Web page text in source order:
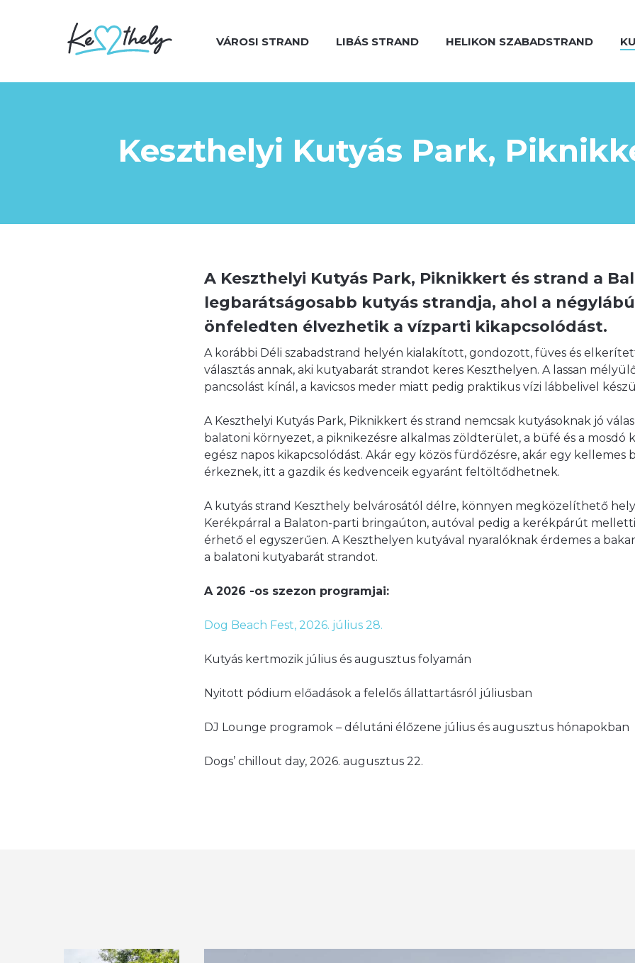
VÁROSI STRAND LIBÁS STRAND HELIKON SZABADSTRAND
Keszthelyi Kutyás Park,
A Keszthelyi Kutyás Park, Piknikkert és strand a
legbarátságosabb kutyás strandja, ahol a
önfeledten élvezhetik a vízparti kikapcsolódást.
A korábbi Déli szabadstrand helyén kialakított, gondozott, füves és
választás annak, aki kutyabarát strandot keres Keszthelyen. A lassan
pancsolást kínál, a kavicsos meder miatt pedig praktikus vízi lábbelivel
A Keszthelyi Kutyás Park, Piknikkert és strand nemcsak kutyásoknak jó
balatoni környezet, a piknikezésre alkalmas zöldterület, a büfé és a mosdó
egész napos kikapcsolódást. Akár egy közös fürdőzésre, akár egy kellemes
érkeznek, itt a gazdik és kedvenceik egyaránt feltöltődhetnek.
A kutyás strand Keszthely belvárosától délre, könnyen megközelíthető
Kerékpárral a Balaton-parti bringaúton, autóval pedig a kerékpárút
érhető el egyszerűen. A Keszthelyen kutyával nyaralóknak érdemes a
a balatoni kutyabarát strandot.
A 2026 -os szezon programjai:
Dog Beach Fest, 2026. július 28.
Kutyás kertmozik július és augusztus folyamán
Nyitott pódium előadások a felelős állattartásról júliusban
DJ Lounge programok – délutáni élőzene július és augusztus hónapokban
Dogs’ chillout day, 2026. augusztus 22.